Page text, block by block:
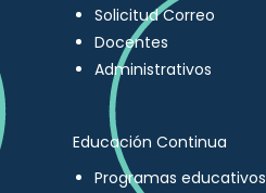
Solicitud Correo
Docentes
Administrativos
Educación Continua
Programas educativos